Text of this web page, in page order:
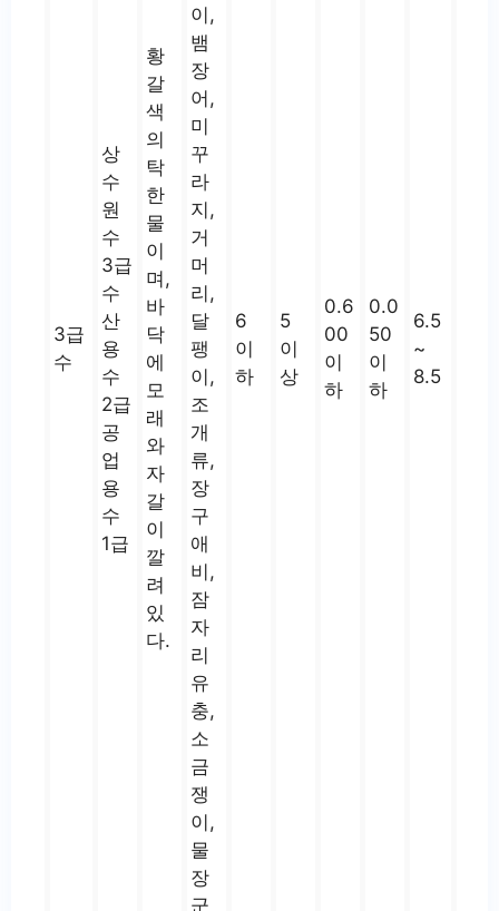
3급
수
상
수
원
수
3급
수
산
용
수
2급
공
업
용
수
1급
황
갈
색
의
탁
한
물
이
며,
바
닥
에
모
래
와
자
갈
이
깔
려
있
다.
이,
뱀
장
어,
미
꾸
라
지,
거
머
리,
달
팽
이,
조
개
류,
장
구
애
비,
잠
자
리
유
충,
소
금
쟁
이,
물
장
군
6
이
하
5
이
상
0.6
00
이
하
0.0
50
이
하
6.5
~
8.5